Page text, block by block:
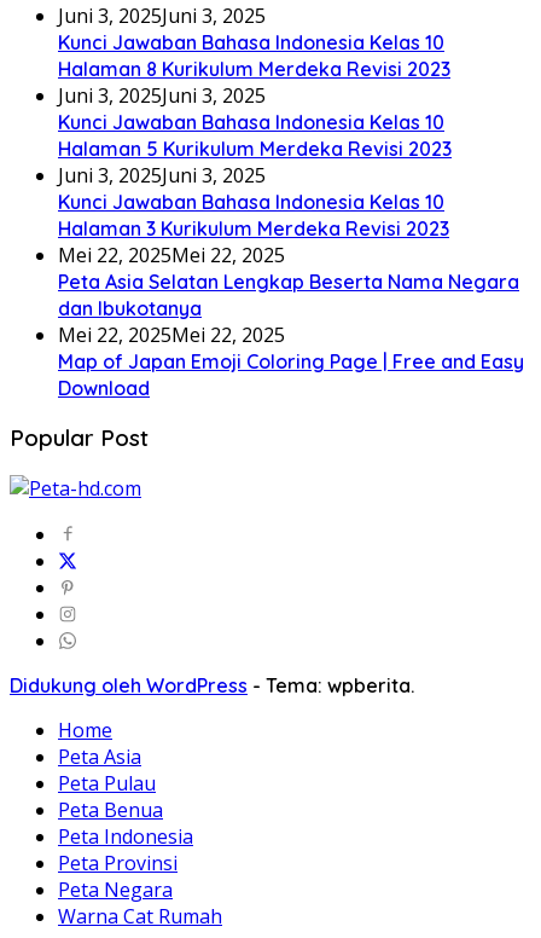
Juni 3, 2025Juni 3, 2025
Kunci Jawaban Bahasa Indonesia Kelas 10
Halaman 8 Kurikulum Merdeka Revisi 2023
Juni 3, 2025Juni 3, 2025
Kunci Jawaban Bahasa Indonesia Kelas 10
Halaman 5 Kurikulum Merdeka Revisi 2023
Juni 3, 2025Juni 3, 2025
Kunci Jawaban Bahasa Indonesia Kelas 10
Halaman 3 Kurikulum Merdeka Revisi 2023
Mei 22, 2025Mei 22, 2025
Peta Asia Selatan Lengkap Beserta Nama Negara
dan Ibukotanya
Mei 22, 2025Mei 22, 2025
Map of Japan Emoji Coloring Page | Free and Easy
Download
Popular Post
Didukung oleh WordPress - Tema: wpberita.
Home
Peta Asia
Peta Pulau
Peta Benua
Peta Indonesia
Peta Provinsi
Peta Negara
Warna Cat Rumah